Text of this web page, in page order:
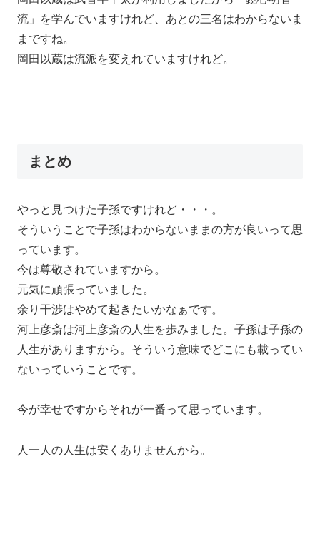
流」を学んでいますけれど、あとの三名はわからないま
まですね。
岡田以蔵は流派を変えれていますけれど。
まとめ
やっと見つけた子孫ですけれど・・・。
そういうことで子孫はわからないままの方が良いって思
っています。
今は尊敬されていますから。
元気に頑張っていました。
余り干渉はやめて起きたいかなぁです。
河上彦斎は河上彦斎の人生を歩みました。子孫は子孫の
人生がありますから。そういう意味でどこにも載ってい
ないっていうことです。
今が幸せですからそれが一番って思っています。
人一人の人生は安くありませんから。